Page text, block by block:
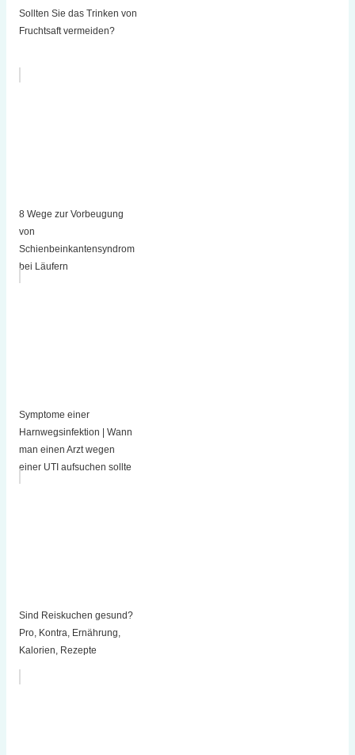
Sollten Sie das Trinken von
Fruchtsaft vermeiden?
8 Wege zur Vorbeugung
von
Schienbeinkantensyndrom
bei Läufern
Symptome einer
Harnwegsinfektion | Wann
man einen Arzt wegen
einer UTI aufsuchen sollte
Sind Reiskuchen gesund?
Pro, Kontra, Ernährung,
Kalorien, Rezepte